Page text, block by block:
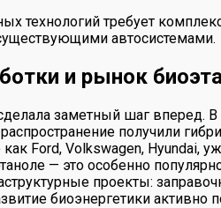
технологий требует
автосистемами.
и рынок
заметный шаг вперед.
распространение получили
Ford, Volkswagen,
— это особенно
проекты:
биоэнергетики